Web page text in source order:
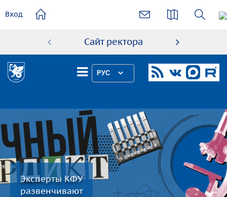
содержанию
Вход
Сайт ректора
РУС
Эксперты КФУ
развенчивают